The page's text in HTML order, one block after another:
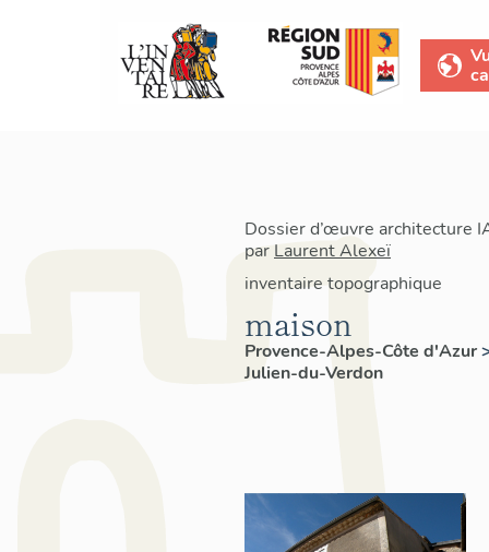
Dossier d’œuvre architecture
par Laurent Alexeï
inventaire topographique
maison
Provence-Alpes-Côte d'Azur
Julien-du-Verdon